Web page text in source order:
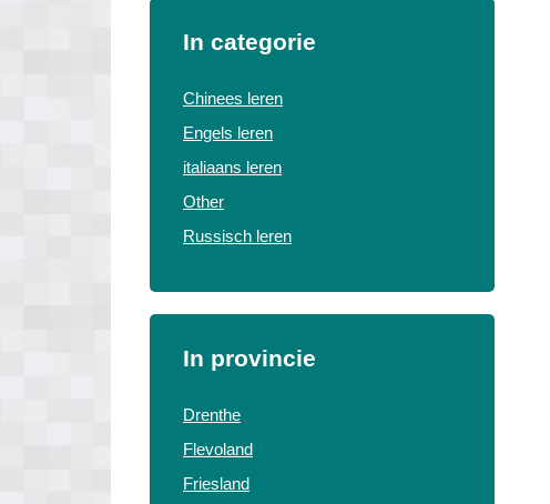
In categorie
Chinees leren
Engels leren
italiaans leren
Other
Russisch leren
In provincie
Drenthe
Flevoland
Friesland